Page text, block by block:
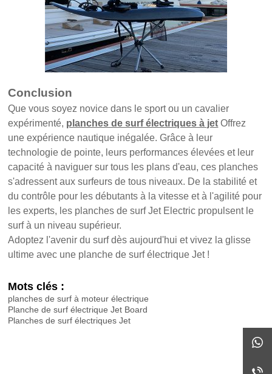
Conclusion
Que vous soyez novice dans le sport ou un cavalier
expérimenté, planches de surf électriques à jet Offrez
une expérience nautique inégalée. Grâce à leur
technologie de pointe, leurs performances élevées et leur
capacité à naviguer sur tous les plans d'eau, ces planches
s'adressent aux surfeurs de tous niveaux. De la stabilité et
du contrôle pour les débutants à la vitesse et à l'agilité pour
les experts, les planches de surf Jet Electric propulsent le
surf à un niveau supérieur.
Adoptez l'avenir du surf dès aujourd'hui et vivez la glisse
ultime avec une planche de surf électrique Jet !
Mots clés :
planches de surf à moteur électrique
Planche de surf électrique Jet Board
Planches de surf électriques Jet